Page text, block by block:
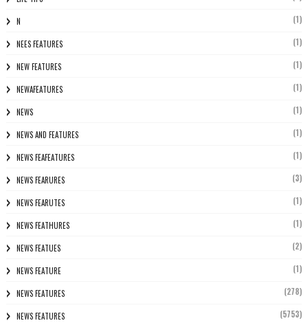
N (1)
NEES FEATURES (1)
NEW FEATURES (1)
NEWAFEATURES (1)
NEWS (1)
NEWS AND FEATURES (1)
NEWS FEAFEATURES (1)
NEWS FEARURES (3)
NEWS FEARUTES (1)
NEWS FEATHURES (1)
NEWS FEATUES (2)
NEWS FEATURE (1)
NEWS FEATURES (278)
NEWS FEATURES (5753)